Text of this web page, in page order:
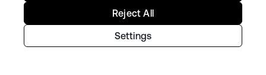
Copyright © 2026 Okta. All rights reserved.
Settings
Reject All